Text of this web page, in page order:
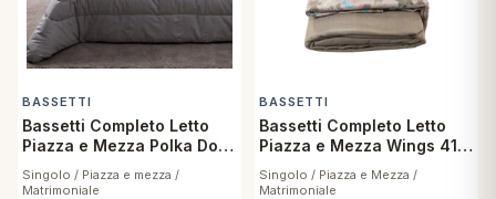
BASSETTI
Bassetti Completo Letto
Piazza e Mezza Polka Dot
41 Lenzuola Flanella Puro
Cotone Antipilling
Singolo / Piazza e mezza /
Matrimoniale
BASSETTI
Bassetti Completo Letto
Piazza e Mezza Wings 41
Lenzuola Flanella Puro
Cotone Antipilling
Singolo / Piazza e Mezza /
Matrimoniale